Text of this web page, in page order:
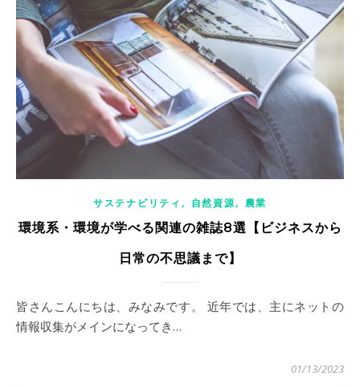
サステナビリティ , 自然資源, 農業
環境系・環境が学べる関連の雑誌8選【ビジネスから
日常の不思議まで】
皆さんこんにちは、みなみです。 近年では、主にネットの
情報収集がメインになってき…
01/13/2023